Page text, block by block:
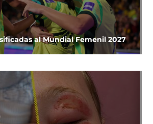
al Mundial Femenil 2027